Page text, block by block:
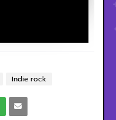
Indie rock